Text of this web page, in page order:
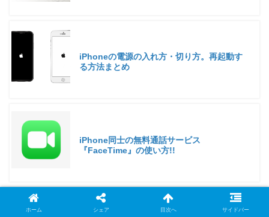
iPhoneの電源の入れ方・切り方。再起動す
る方法まとめ
iPhone同士の無料通話サービス
『FaceTime』の使い方!!
ホーム シェア 目次へ サイドバー